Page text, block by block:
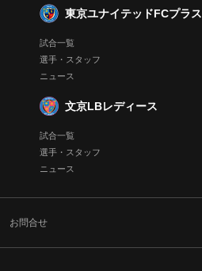
東京ユナイテッドFCプラス
試合一覧
選手・スタッフ
ニュース
文京LBレディース
試合一覧
選手・スタッフ
ニュース
お問合せ